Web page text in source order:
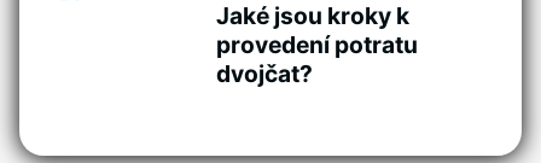
Jaké jsou kroky k
provedení potratu
dvojčat?